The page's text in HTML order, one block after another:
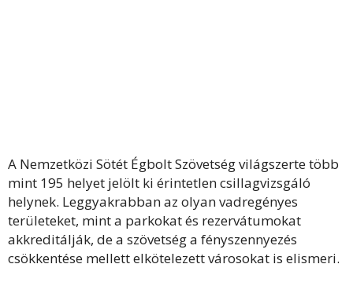
A Nemzetközi Sötét Égbolt Szövetség világszerte több
mint 195 helyet jelölt ki érintetlen csillagvizsgáló
helynek. Leggyakrabban az olyan vadregényes
területeket, mint a parkokat és rezervátumokat
akkreditálják, de a szövetség a fényszennyezés
csökkentése mellett elkötelezett városokat is elismeri.